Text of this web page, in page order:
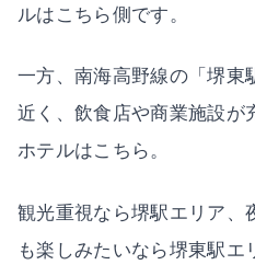
ルはこちら側です。
一方、南海高野線の「堺東
近く、飲食店や商業施設が
ホテルはこちら。
観光重視なら堺駅エリア、
も楽しみたいなら堺東駅エ